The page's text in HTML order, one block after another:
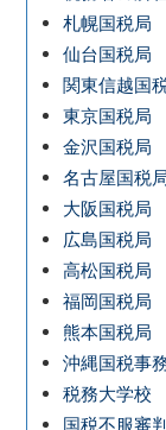
札幌国税局
仙台国税局
関東信越国
東京国税局
金沢国税局
名古屋国税
大阪国税局
広島国税局
高松国税局
福岡国税局
熊本国税局
沖縄国税事
税務大学校
国税不服審